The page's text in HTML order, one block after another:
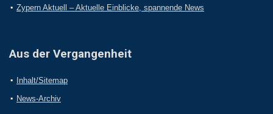
Zypern Aktuell – Aktuelle Einblicke, spannende News
Aus der Vergangenheit
Inhalt/Sitemap
News-Archiv